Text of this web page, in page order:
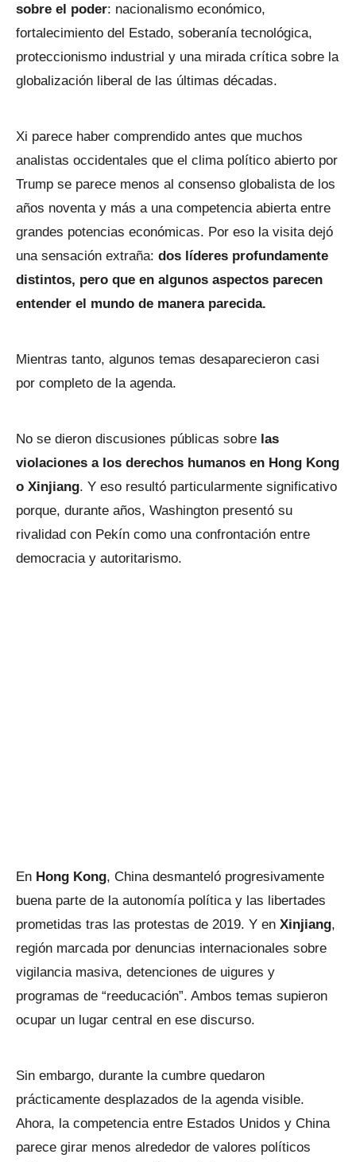
sobre el poder: nacionalismo económico,
fortalecimiento del Estado, soberanía tecnológica,
proteccionismo industrial y una mirada crítica sobre la
globalización liberal de las últimas décadas.
Xi parece haber comprendido antes que muchos
analistas occidentales que el clima político abierto por
Trump se parece menos al consenso globalista de los
años noventa y más a una competencia abierta entre
grandes potencias económicas. Por eso la visita dejó
una sensación extraña: dos líderes profundamente
distintos, pero que en algunos aspectos parecen
entender el mundo de manera parecida.
Mientras tanto, algunos temas desaparecieron casi
por completo de la agenda.
No se dieron discusiones públicas sobre las
violaciones a los derechos humanos en Hong Kong
o Xinjiang. Y eso resultó particularmente significativo
porque, durante años, Washington presentó su
rivalidad con Pekín como una confrontación entre
democracia y autoritarismo.
En Hong Kong, China desmanteló progresivamente
buena parte de la autonomía política y las libertades
prometidas tras las protestas de 2019. Y en Xinjiang,
región marcada por denuncias internacionales sobre
vigilancia masiva, detenciones de uigures y
programas de “reeducación”. Ambos temas supieron
ocupar un lugar central en ese discurso.
Sin embargo, durante la cumbre quedaron
prácticamente desplazados de la agenda visible.
Ahora, la competencia entre Estados Unidos y China
parece girar menos alrededor de valores políticos